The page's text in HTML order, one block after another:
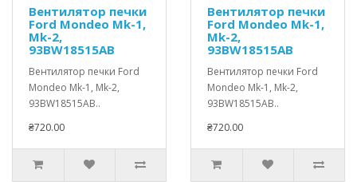
Вентилятор печки
Ford Mondeo Mk-1,
Mk-2,
93BW18515AB
Вентилятор печки Ford
Mondeo Mk-1, Mk-2,
93BW18515AB..
₴720.00
Вентилятор печки
Ford Mondeo Mk-1,
Mk-2,
93BW18515AB
Вентилятор печки Ford
Mondeo Mk-1, Mk-2,
93BW18515AB..
₴720.00